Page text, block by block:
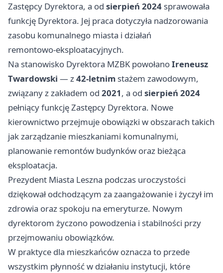
Zastępcy Dyrektora, a od sierpień 2024 sprawowała
funkcję Dyrektora. Jej praca dotyczyła nadzorowania
zasobu komunalnego miasta i działań
remontowo‑eksploatacyjnych.
Na stanowisko Dyrektora MZBK powołanoIreneusz
Twardowski — z42-letnim stażem zawodowym,
związany z zakładem od 2021, a od sierpień 2024
pełniący funkcję Zastępcy Dyrektora. Nowe
kierownictwo przejmuje obowiązki w obszarach takich
jak zarządzanie mieszkaniami komunalnymi,
planowanie remontów budynków oraz bieżąca
eksploatacja.
Prezydent Miasta Leszna podczas uroczystości
dziękował odchodzącym za zaangażowanie i życzył im
zdrowia oraz spokoju na emeryturze. Nowym
dyrektorom życzono powodzenia i stabilności przy
przejmowaniu obowiązków.
W praktyce dla mieszkańców oznacza to przede
wszystkim płynność w działaniu instytucji, które